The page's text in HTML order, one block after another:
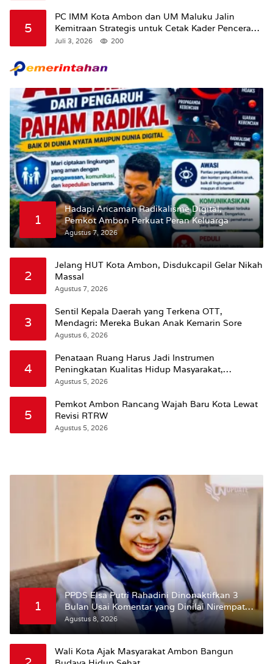
5
PC IMM Kota Ambon dan UM Maluku Jalin
Kemitraan Strategis untuk Cetak Kader Pencerah
Bangsa “Membangun Peradaban dari Kampus”
Juli 3, 2026 200
1
Hadapi Ancaman Radikalisme Digital,
Pemkot Ambon Perkuat Peran Keluarga
Agustus 7, 2026
2
Jelang HUT Kota Ambon, Disdukcapil Gelar Nikah
Massal
Agustus 7, 2026
3
Sentil Kepala Daerah yang Terkena OTT,
Mendagri: Mereka Bukan Anak Kemarin Sore
Agustus 6, 2026
4
Penataan Ruang Harus Jadi Instrumen
Peningkatan Kualitas Hidup Masyarakat,
Wattimena: Revisi RT-RW Ditetapkan Pemkot
Agustus 5, 2026
5
Pemkot Ambon Rancang Wajah Baru Kota Lewat
Revisi RTRW
Agustus 5, 2026
1
PPDS Elsa Putri Rahadini Dinonaktifkan 3
Bulan Usai Komentar yang Dinilai Nirempati
ke Pasien BPJS
Agustus 8, 2026
Wali Kota Ajak Masyarakat Ambon Bangun